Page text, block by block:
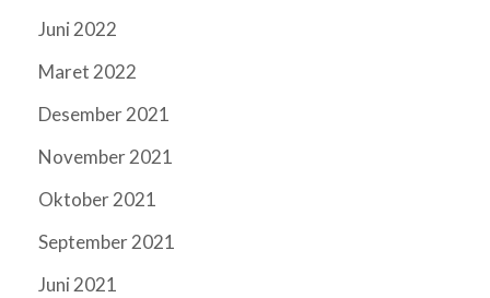
Juni 2022
Maret 2022
Desember 2021
November 2021
Oktober 2021
September 2021
Juni 2021